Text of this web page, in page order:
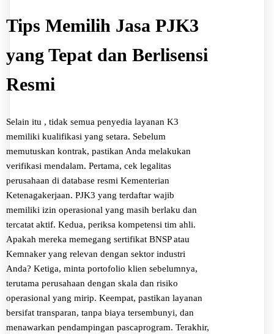
Tips Memilih Jasa PJK3
yang Tepat dan Berlisensi
Resmi
Selain itu , tidak semua penyedia layanan K3
memiliki kualifikasi yang setara. Sebelum
memutuskan kontrak, pastikan Anda melakukan
verifikasi mendalam. Pertama, cek legalitas
perusahaan di database resmi Kementerian
Ketenagakerjaan. PJK3 yang terdaftar wajib
memiliki izin operasional yang masih berlaku dan
tercatat aktif. Kedua, periksa kompetensi tim ahli.
Apakah mereka memegang sertifikat BNSP atau
Kemnaker yang relevan dengan sektor industri
Anda? Ketiga, minta portofolio klien sebelumnya,
terutama perusahaan dengan skala dan risiko
operasional yang mirip. Keempat, pastikan layanan
bersifat transparan, tanpa biaya tersembunyi, dan
menawarkan pendampingan pascaprogram. Terakhir,